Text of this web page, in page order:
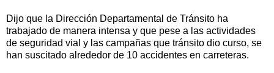
Dijo que la Dirección Departamental de Tránsito ha
trabajado de manera intensa y que pese a las actividades
de seguridad vial y las campañas que tránsito dio curso, se
han suscitado alrededor de 10 accidentes en carreteras.